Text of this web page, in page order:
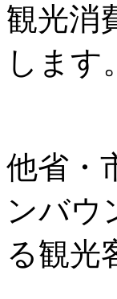
観光消
します。
他省・
ンバウ
る観光